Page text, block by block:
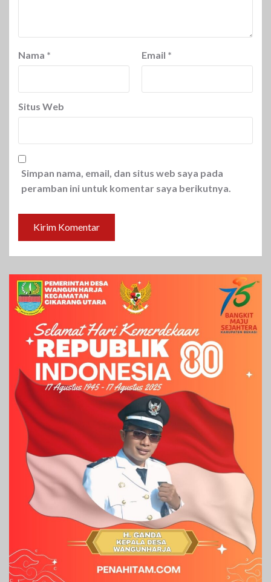
Nama * Email *
Situs Web
Simpan nama, email, dan situs web saya pada
peramban ini untuk komentar saya berikutnya.